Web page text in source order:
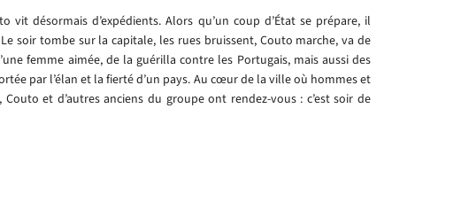
vit désormais d’expédients. Alors qu’un coup d’État se prépare, il
soir tombe sur la capitale, les rues bruissent, Couto marche, va de
femme aimée, de la guérilla contre les Portugais, mais aussi des
par l’élan et la fierté d’un pays. Au cœur de la ville où hommes et
et d’autres anciens du groupe ont rendez-vous : c’est soir de